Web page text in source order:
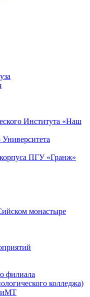
Института «Наш
ПГУ «Гранж»
монастыре
филиала
колледжа)